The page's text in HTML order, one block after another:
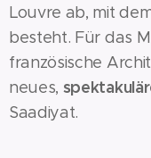
Louvre ab, mit
besteht. Für das
französische
neues,
Saadiyat.